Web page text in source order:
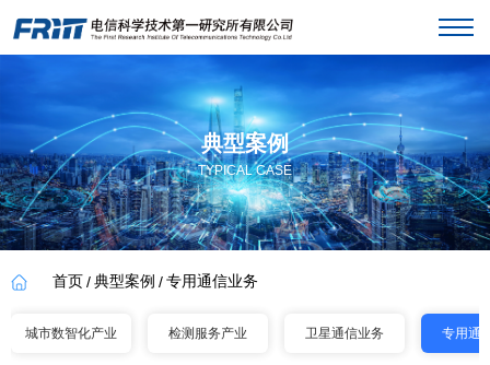
典型案例
TYPICAL CASE
首页/典型案例 /专用通信业务
城市数智化产业 检测服务产业 卫星通信业务 专用通